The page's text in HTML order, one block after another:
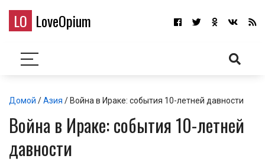
LO LoveOpium
Домой /Азия / Война в Ираке: события 10-летней давности
Война в Ираке: события 10-летней
давности